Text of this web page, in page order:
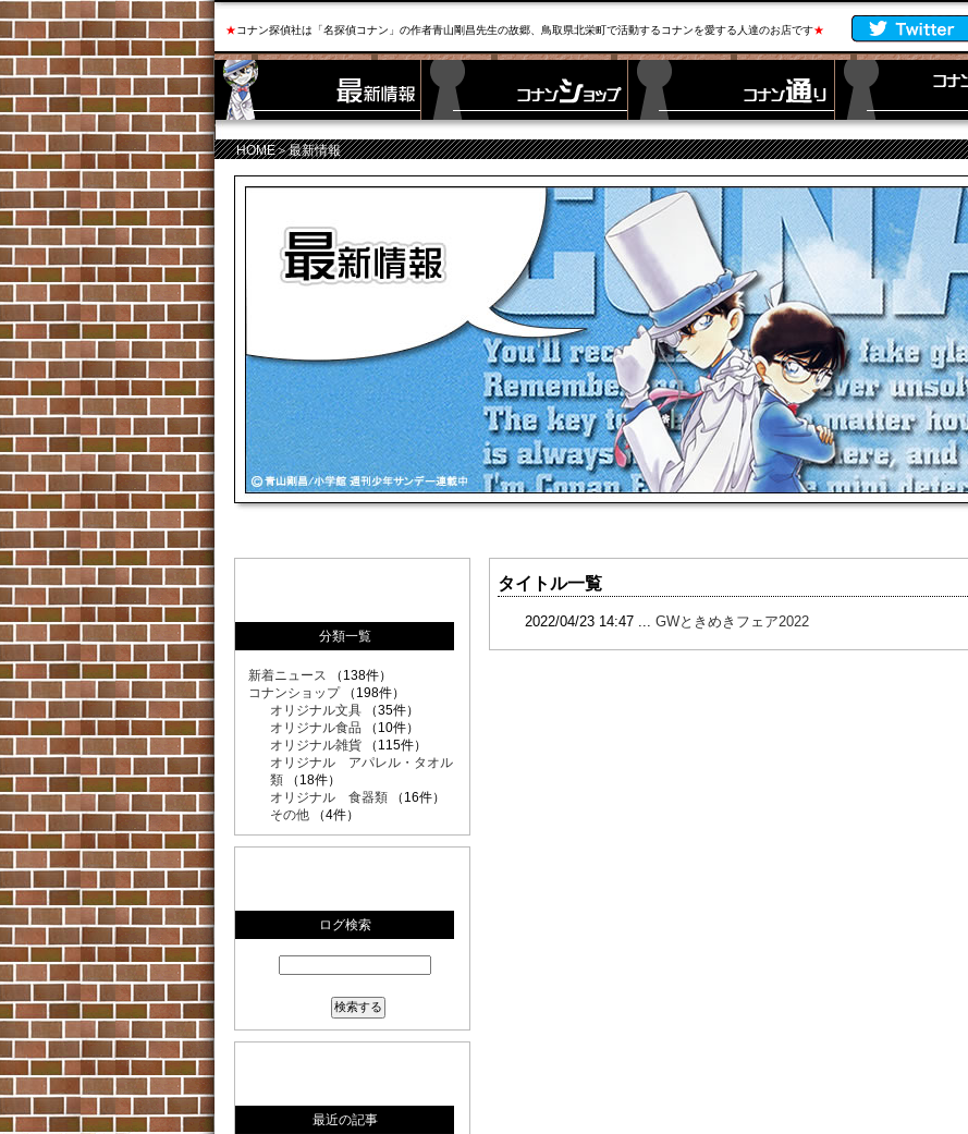
★コナン探偵社は「名探偵コナン」の作者青山剛昌先生の故郷、鳥取県北栄町で活動するコナンを愛する人達のお店です★
HOME＞最新情報
タイトル一覧
2022/04/23 14:47 ... GWときめきフェア2022
分類一覧
新着ニュース （138件）
コナンショップ（198件）
オリジナル文具 （35件）
オリジナル食品 （10件）
オリジナル雑貨 （115件）
オリジナル アパレル・タオル
類 （18件）
オリジナル 食器類 （16件）
その他 （4件）
ログ検索
最近の記事